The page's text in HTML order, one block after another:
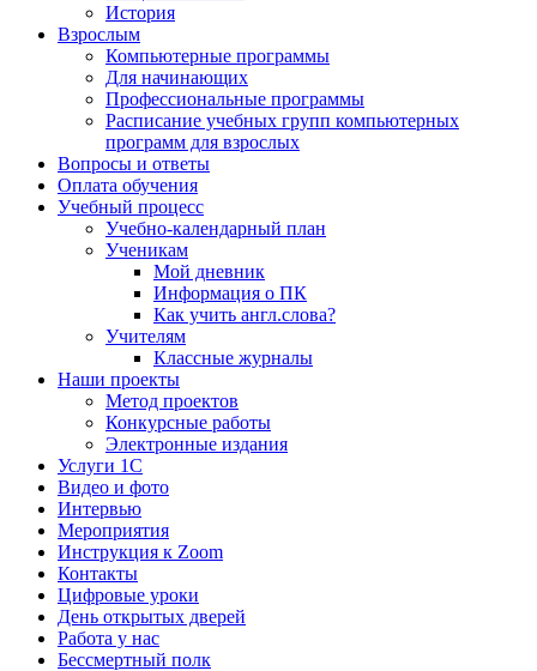
История
Взрослым
Компьютерные программы
Для начинающих
Профессиональные программы
Расписание учебных групп компьютерных
программ для взрослых
Вопросы и ответы
Оплата обучения
Учебный процесс
Учебно-календарный план
Ученикам
Мой дневник
Информация о ПК
Как учить англ.слова?
Учителям
Классные журналы
Наши проекты
Метод проектов
Конкурсные работы
Электронные издания
Услуги 1C
Видео и фото
Интервью
Мероприятия
Инструкция к Zoom
Контакты
Цифровые уроки
День открытых дверей
Работа у нас
Бессмертный полк